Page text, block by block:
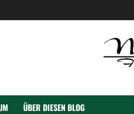
ÜBER DIESEN BLOG